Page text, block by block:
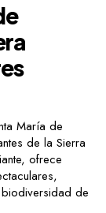
María de
de la Sierra
ofrece
de